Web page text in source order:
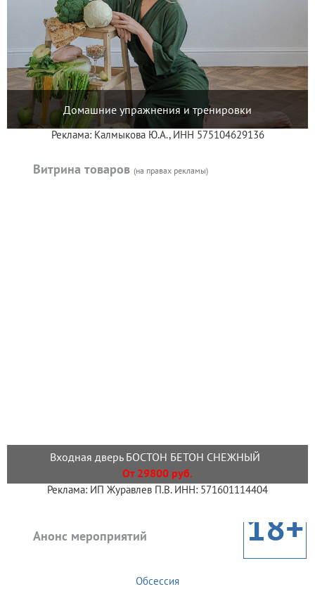
Домашние упражнения и тренировки
Реклама: Калмыкова Ю.А., ИНН 575104629136
Витрина товаров (на правах рекламы)
Входная дверь БОСТОН БЕТОН СНЕЖНЫЙ
От 29800 руб.
Реклама: ИП Журавлев П.В. ИНН: 571601114404
Анонс мероприятий 18+
Обсессия